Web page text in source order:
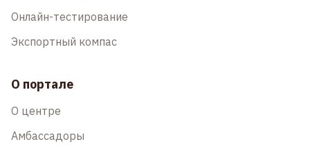
Онлайн-тестирование
Экспортный компас
О портале
О центре
Амбассадоры